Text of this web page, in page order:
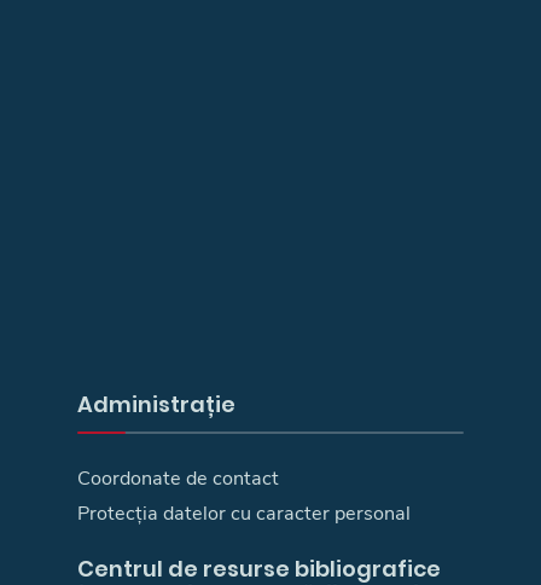
Administrație
Coordonate de contact
Protecția datelor cu caracter personal
Centrul de resurse bibliografice